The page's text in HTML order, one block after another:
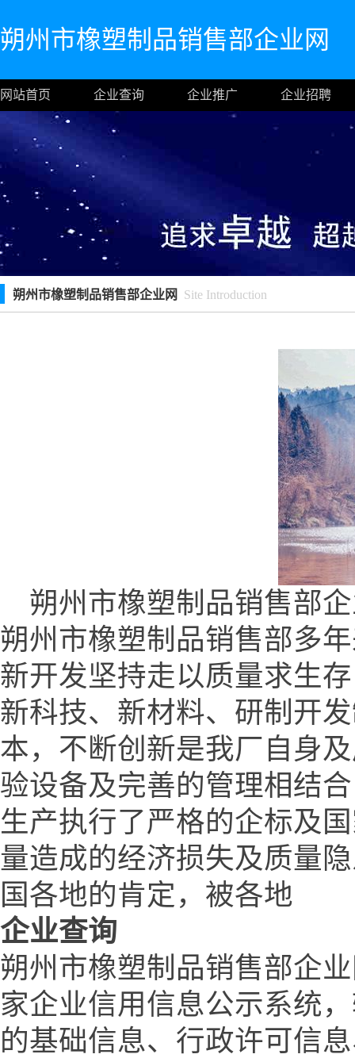
朔州市橡塑制品销售部企业网
网站首页 企业查询 企业推广 企业招聘
朔州市橡塑制品销售部企业网 Site Introduction
朔州市橡塑制品销售部企
朔州市橡塑制品销售部多
新开发坚持走以质量求生
新科技、新材料、研制开
本，不断创新是我厂自身
验设备及完善的管理相结
生产执行了严格的企标及
量造成的经济损失及质量
国各地的肯定，被各地
企业查询
朔州市橡塑制品销售部企
家企业信用信息公示系统
的基础信息、行政许可信